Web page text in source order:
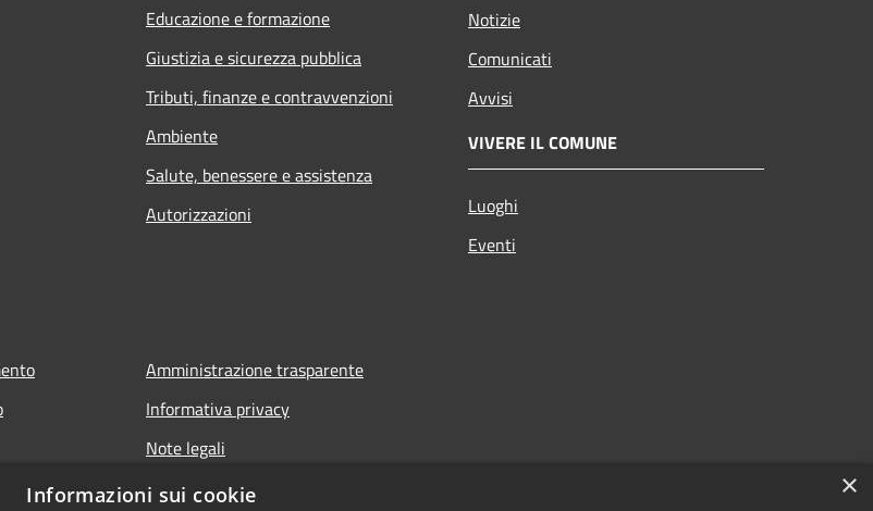
Educazione e formazione
Giustizia e sicurezza pubblica
Tributi, finanze e contravvenzioni
Ambiente
Salute, benessere e assistenza
Autorizzazioni
Notizie
Comunicati
Avvisi
VIVERE IL COMUNE
Luoghi
Eventi
Amministrazione trasparente
Informativa privacy
Note legali
Dichiarazione di accessibilità
×
Informazioni sui cookie